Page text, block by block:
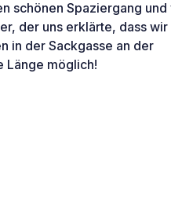
schönen Spaziergang und
der uns erklärte, dass wir
in der Sackgasse an der
Länge möglich!